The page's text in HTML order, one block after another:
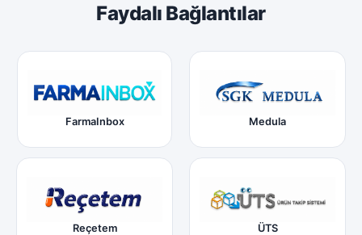
Faydalı Bağlantılar
FarmaInbox Medula
Reçetem ÜTS